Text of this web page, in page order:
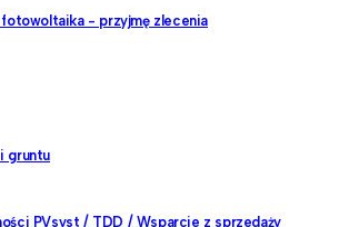
fotowoltaika - przyjmę zlecenia
gruntu
PVsyst / TDD / Wsparcie z sprzedaży